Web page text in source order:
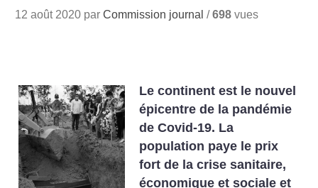
12 août 2020 parCommission journal /698 vues
Le continent est le nouvel
épicentre de la pandémie
de Covid-19. La
population paye le prix
fort de la crise sanitaire,
économique et sociale et